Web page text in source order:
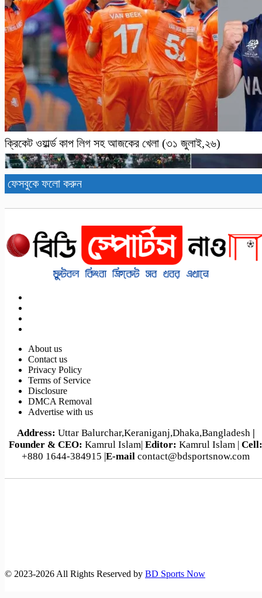
ক্রিকেট ওয়ার্ল্ড কাপ লিগ সহ আজকের খেলা (৩১ জুলাই,২৬)
পর্তুগাল-ক্রোয়েশিয়া বিশ্বকাপ ফুটবল ম্যাচসহ আজকের খেলা (২
জুলাই,২০২৬)
ফেসবুকে ফলো করুন
About us
Contact us
Privacy Policy
Terms of Service
Disclosure
DMCA Removal
Advertise with us
Address: Uttar Balurchar,Keraniganj,Dhaka,Bangladesh |
Founder & CEO: Kamrul Islam| Editor: Kamrul Islam | Cell:
+880 1644-384915 |E-mail contact@bdsportsnow.com
©️ 2023-2026 All Rights Reserved by BD Sports Now